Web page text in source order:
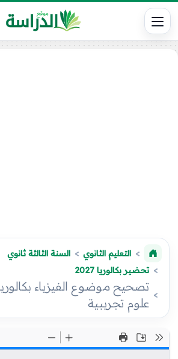
التعليم الثانوي
السنة الثالثة ثانوي
تحضير بكالوريا 2027
علوم تجريبية